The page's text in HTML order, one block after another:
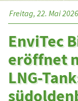
Freitag, 22. Mai 2026
EnviTec
eröffnet
LNG-